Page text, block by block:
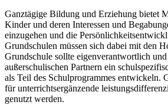
Ganztägige Bildung und Erziehung bietet
Kinder und deren Interessen und
einzugehen und die
Grundschulen müssen sich dabei mit den
Grundschule sollte eigenverantwortlich
außerschulischen Partnern ein
als Teil des Schulprogrammes entwickeln.
für unterrichtsergänzende
genutzt werden.